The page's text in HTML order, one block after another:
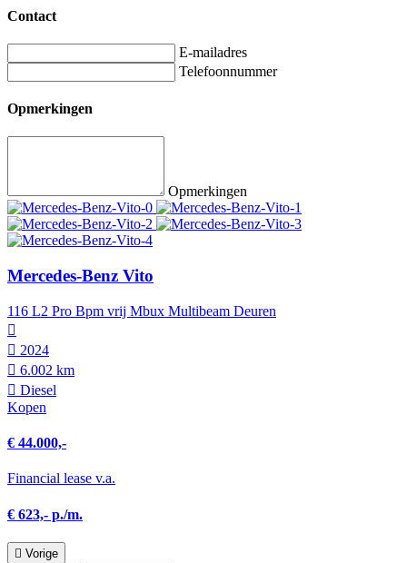
Contact
E-mailadres
Telefoonnummer
Opmerkingen
Opmerkingen
Mercedes-Benz Vito
116 L2 Pro Bpm vrij Mbux Multibeam Deuren
2024
6.002 km
Diesel
Kopen
€ 44.000,-
Financial lease v.a.
€ 623,- p./m.
Vorige